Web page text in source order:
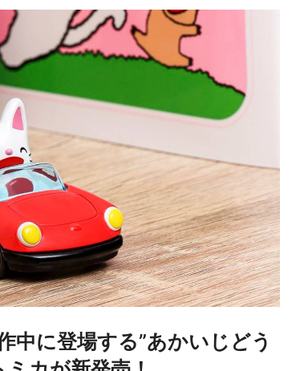
中に登場する”あかいじどう